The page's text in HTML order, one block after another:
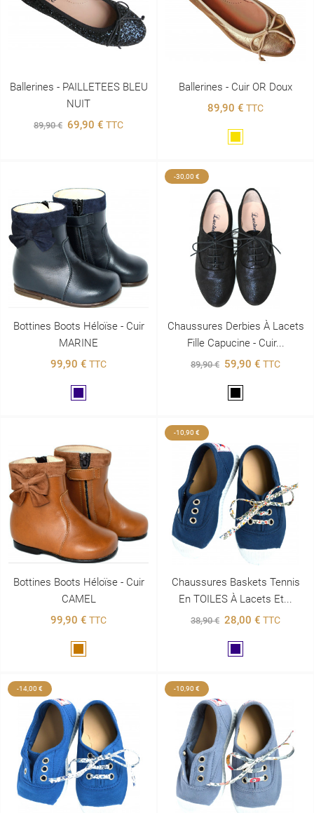
Ballerines - PAILLETEES BLEU
NUIT
89,90 € 69,90 € TTC
Ballerines - Cuir OR Doux
89,90 € TTC
Bottines Boots Héloïse - Cuir
MARINE
99,90 € TTC
-30,00 €
Chaussures Derbies À Lacets
Fille Capucine - Cuir...
89,90 € 59,90 € TTC
Bottines Boots Héloïse - Cuir
CAMEL
99,90 € TTC
-10,90 €
Chaussures Baskets Tennis
En TOILES À Lacets Et...
38,90 € 28,00 € TTC
-14,00 € -10,90 €